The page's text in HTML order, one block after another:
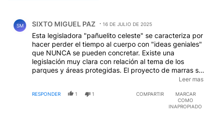
SM SIXTO MIGUEL PAZ 16 DE JULIO DE 2025
Esta legisladora "pañuelito celeste" se caracteriza por
hacer perder el tiempo al cuerpo con "ideas geniales"
que NUNCA se pueden concretar. Existe una
legislación muy clara con relación al tema de los
parques y áreas protegidas. El proyecto de marras se
aprobó para ser considerado por el Poder Ejecutivo
provincia la coparticipación y otros ingresos de ley. El
famoso lema: NO HAY PLATA que dijo el "prócer
Leer mas
RESPONDER 1 1 COMPARTIR
MARCAR
COMO
INAPROPIADO